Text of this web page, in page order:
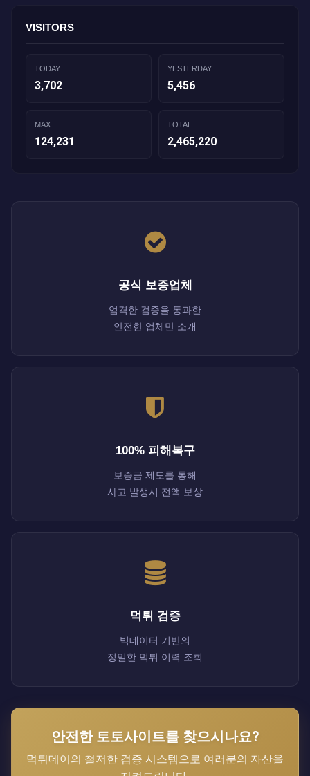
VISITORS
TODAY
3,702
YESTERDAY
5,456
MAX
124,231
TOTAL
2,465,220
공식 보증업체
엄격한 검증을 통과한
안전한 업체만 소개
100% 피해복구
보증금 제도를 통해
사고 발생시 전액 보상
먹튀 검증
빅데이터 기반의
정밀한 먹튀 이력 조회
안전한 토토사이트를 찾으시나요?
먹튀데이의 철저한 검증 시스템으로 여러분의 자산을